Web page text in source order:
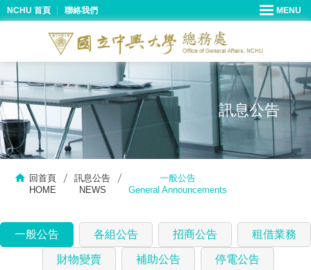
NCHU 首頁 聯絡我們
訊息公告
回首頁
HOME
訊息公告
NEWS
一般公告
General Announcements
一般公告 各組公告 招商公告 租借業務
財物變賣 補助公告 停電公告